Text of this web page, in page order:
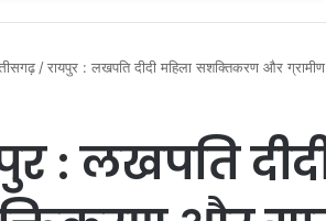
/रायपुर : लखपति दीदी महिला सशक्तिकरण और ग्रामीण
: लखपति